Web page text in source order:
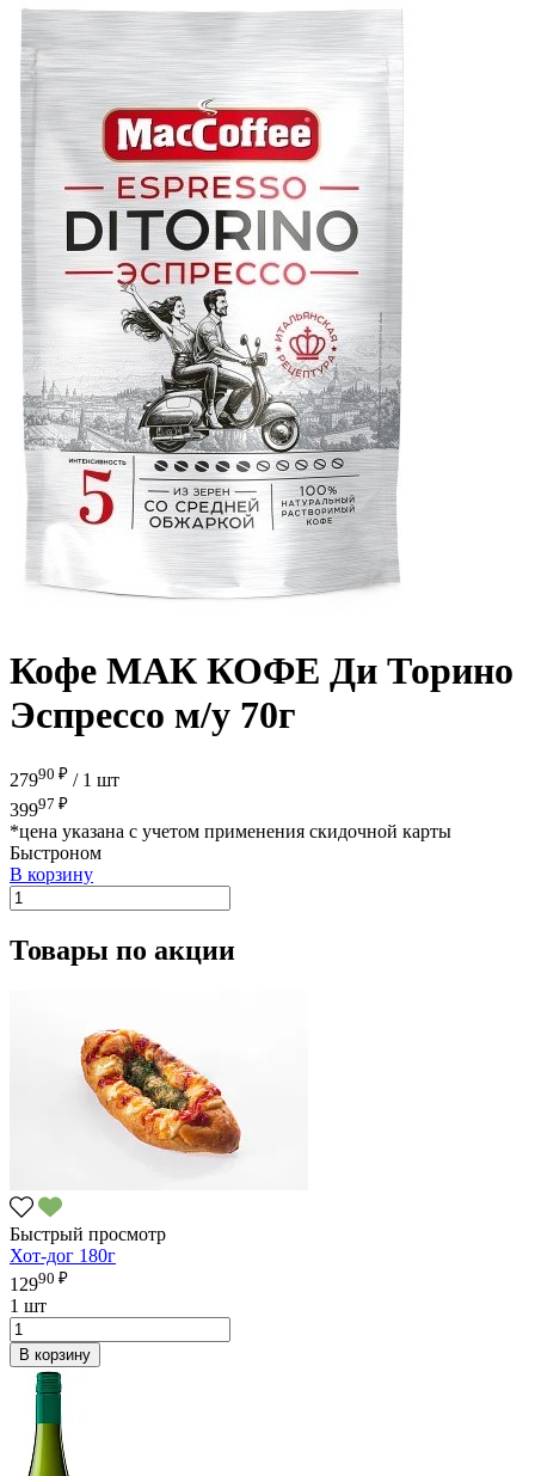
Кофе МАК КОФЕ Ди Торино
Эспрессо м/у 70г
27990 ₽ / 1 шт
39997 ₽
*цена указана с учетом применения скидочной карты
Быстроном
В корзину
Товары по акции
Быстрый просмотр
Хот-дог 180г
12990 ₽
1 шт
В корзину